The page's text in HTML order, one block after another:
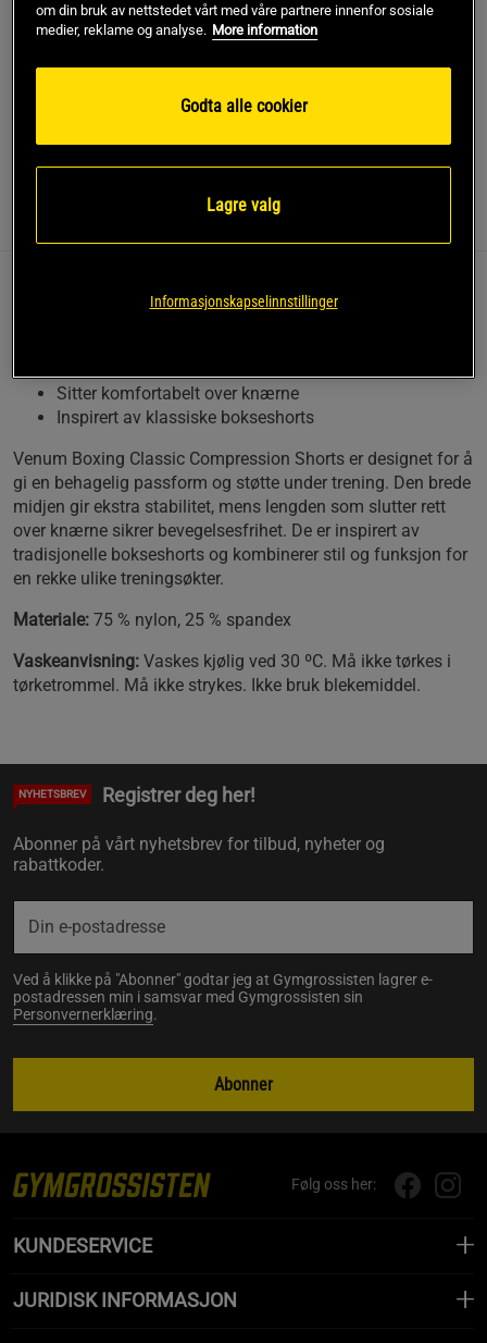
SKU #VENUM-05442-001R | EAN3611441923376
tradisjonell boksestil med moderne funksjonalitet.
Les mer
Disse shortsene er designet for å gi støtte og komfort
Sitter komfortabelt over knærne
Inspirert av klassiske bokseshorts
Venum Boxing Classic Compression Shorts er designet for å
gi en behagelig passform og støtte under trening. Den brede
midjen gir ekstra stabilitet, mens lengden som slutter rett
over knærne sikrer bevegelsesfrihet. De er inspirert av
tradisjonelle bokseshorts og kombinerer stil og funksjon for
en rekke ulike treningsøkter.
Materiale: 75 % nylon, 25 % spandex
Vaskeanvisning: Vaskes kjølig ved 30 ºC. Må ikke tørkes i
tørketrommel. Må ikke strykes. Ikke bruk blekemiddel.
NYHETSBREV Registrer deg her!
Abonner på vårt nyhetsbrev for tilbud, nyheter og
rabattkoder.
Ved å klikke på "Abonner" godtar jeg at Gymgrossisten lagrer e-
postadressen min i samsvar med Gymgrossisten sin
Personvernerklæring.
Abonner
Følg oss her:
KUNDESERVICE
JURIDISK INFORMASJON
om din bruk av nettstedet vårt med våre partnere innenfor sosiale
medier, reklame og analyse. More information
Godta alle cookier
Lagre valg
Informasjonskapselinnstillinger